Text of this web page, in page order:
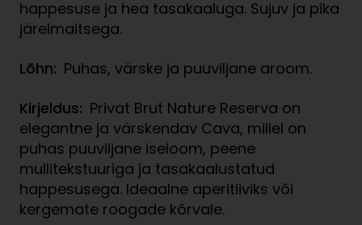
happesuse ja hea tasakaaluga. Sujuv ja pika
järelmaitsega.
Lõhn: Puhas, värske ja puuviljane aroom.
Kirjeldus: Privat Brut Nature Reserva on
elegantne ja värskendav Cava, millel on
puhas puuviljane iseloom, peene
mullitekstuuriga ja tasakaalustatud
happesusega. Ideaalne aperitiiviks või
kergemate roogade kõrvale.